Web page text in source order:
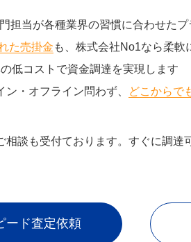
門担当が各種業界の習慣に合わせた
た売掛金 も、株式会社No1なら柔軟
低コストで資金調達を実現します
・オフライン問わず、
どこからで
相談も受付ております。すぐに調達
ード査定依頼